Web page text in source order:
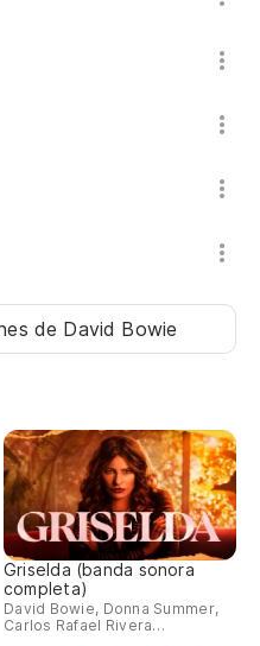
de David Bowie
Griselda (banda sonora
completa)
David Bowie, Donna Summer,
Carlos Rafael Rivera…